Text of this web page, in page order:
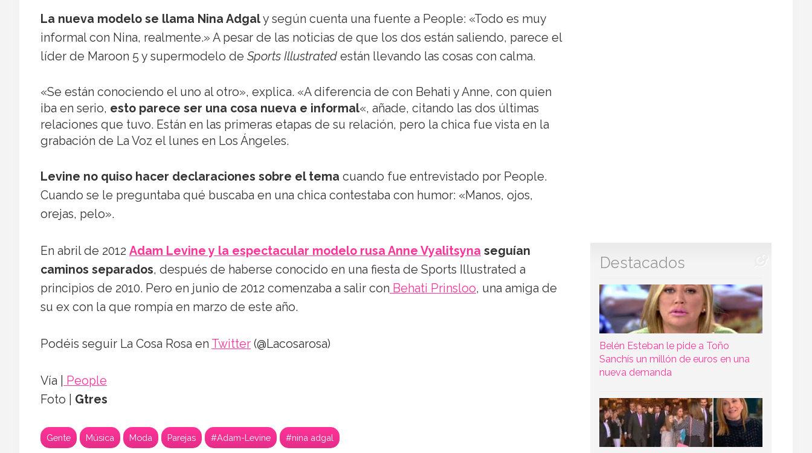
La nueva modelo se llama Nina Adgaly según cuenta una fuente a People: «Todo es muy
informal con Nina, realmente.» A pesar de las noticias de que los dos están saliendo, parece el
líder de Maroon 5 y supermodelo de Sports Illustrated están llevando las cosas con calma.
«Se están conociendo el uno al otro», explica. «A diferencia de con Behati y Anne, con quien
iba en serio, esto parece ser una cosa nueva e informal«, añade, citando las dos últimas
relaciones que tuvo. Están en las primeras etapas de su relación, pero la chica fue vista en la
grabación de La Voz el lunes en Los Ángeles.
Levine no quiso hacer declaraciones sobre el tema cuando fue entrevistado por People.
Cuando se le preguntaba qué buscaba en una chica contestaba con humor: «Manos, ojos,
orejas, pelo».
En abril de 2012 Adam Levine y la espectacular modelo rusa Anne Vyalitsyna seguían
caminos separados, después de haberse conocido en una fiesta de Sports Illustrated a
principios de 2010. Pero en junio de 2012 comenzaba a salir con Behati Prinsloo, una amiga de
su ex con la que rompía en marzo de este año.
Podéis seguir La Cosa Rosa en Twitter (@Lacosarosa)
Vía |
People
Foto | Gtres
Gente Música Moda Parejas #Adam-Levine #nina adgal
Destacados
Belén Esteban le pide a Toño
Sanchís un millón de euros en una
nueva demanda